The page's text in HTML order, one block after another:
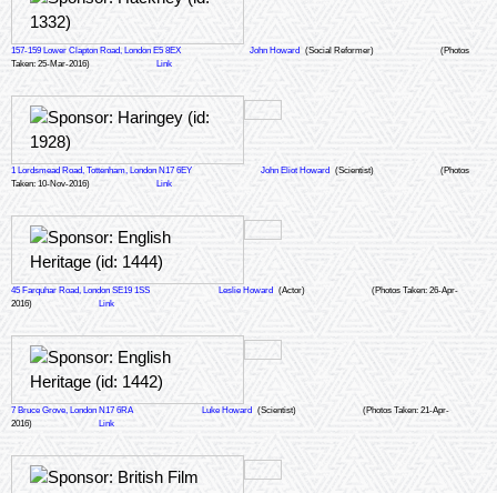
157-159 Lower Clapton Road, London E5 8EX John Howard (Social Reformer)
(Photos
Taken: 25-Mar-2016)
Link
1 Lordsmead Road, Tottenham, London N17 6EY John Eliot Howard (Scientist)
(Photos
Taken: 10-Nov-2016)
Link
45 Farquhar Road, London SE19 1SS Leslie Howard (Actor)
(Photos Taken: 26-Apr-
2016)
Link
7 Bruce Grove, London N17 6RA Luke Howard (Scientist)
(Photos Taken: 21-Apr-
2016)
Link